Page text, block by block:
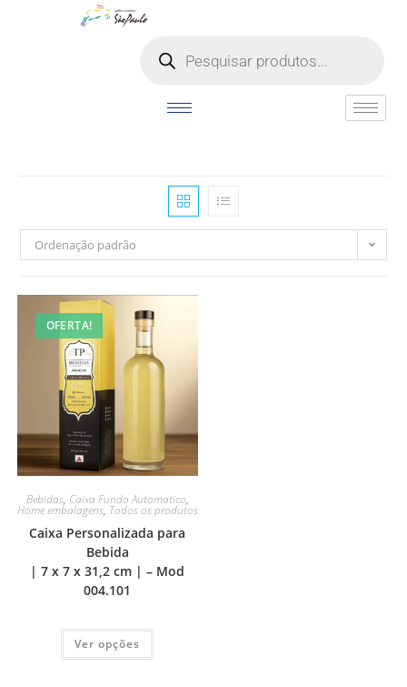
Ordenação padrão
OFERTA!
Bebidas, Caixa Fundo Automatico,
Home embalagens, Todos os produtos
Caixa Personalizada para
Bebida
| 7 x 7 x 31,2 cm | – Mod
004.101
Ver opções